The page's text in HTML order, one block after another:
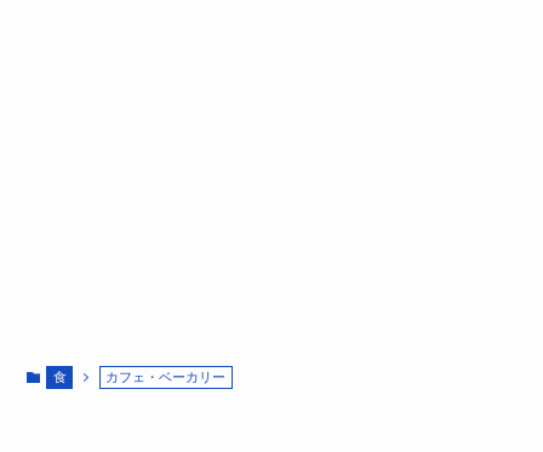
食 カフェ・ベーカリー